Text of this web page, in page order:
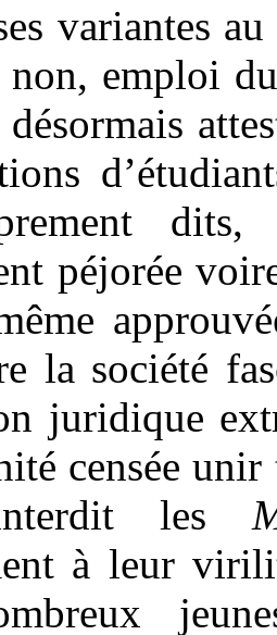
variantes
non, emploi
péjorée
la société
juridique
censée
les
à leur